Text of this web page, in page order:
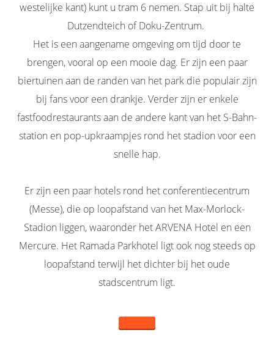
westelijke kant) kunt u tram 6 nemen. Stap uit bij halte
Dutzendteich of Doku-Zentrum.
Het is een aangename omgeving om tijd door te
brengen, vooral op een mooie dag. Er zijn een paar
biertuinen aan de randen van het park die populair zijn
bij fans voor een drankje. Verder zijn er enkele
fastfoodrestaurants aan de andere kant van het S-Bahn-
station en pop-upkraampjes rond het stadion voor een
snelle hap.
Er zijn een paar hotels rond het conferentiecentrum
(Messe), die op loopafstand van het Max-Morlock-
Stadion liggen, waaronder het ARVENA Hotel en een
Mercure. Het Ramada Parkhotel ligt ook nog steeds op
loopafstand terwijl het dichter bij het oude
stadscentrum ligt.